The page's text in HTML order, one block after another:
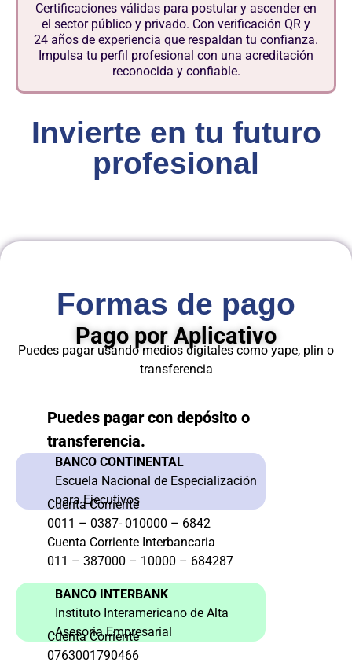
Certificaciones válidas para postular y ascender en
el sector público y privado. Con verificación QR y
24 años de experiencia que respaldan tu confianza.
Impulsa tu perfil profesional con una acreditación
reconocida y confiable.
Invierte en tu futuro
profesional
Formas de pago
Pago por Aplicativo
Puedes pagar usando medios digitales como yape, plin o
transferencia
Puedes pagar con depósito o
transferencia.
BANCO CONTINENTAL
Escuela Nacional de Especialización
para Ejecutivos
Cuenta Corriente
0011 – 0387- 010000 – 6842
Cuenta Corriente Interbancaria
011 – 387000 – 10000 – 684287
BANCO INTERBANK
Instituto Interamericano de Alta
Asesoria Empresarial
Cuenta Corriente
0763001790466